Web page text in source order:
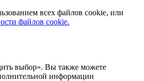
всех файлов cookie, или
файлов cookie.
выбор». Вы также можете
информации